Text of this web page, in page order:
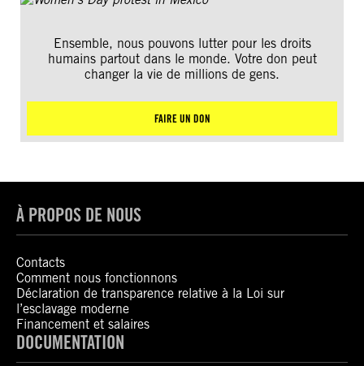
Ensemble, nous pouvons lutter pour les droits
humains partout dans le monde. Votre don peut
changer la vie de millions de gens.
FAIRE UN DON
À PROPOS DE NOUS
Contacts
Comment nous fonctionnons
Déclaration de transparence relative à la Loi sur
l’esclavage moderne
Financement et salaires
DOCUMENTATION